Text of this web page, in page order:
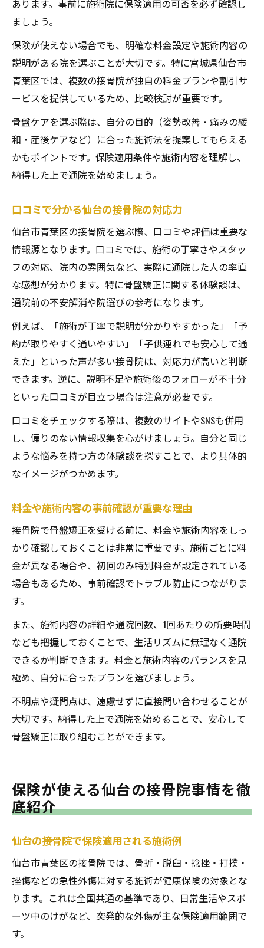
あります。事前に施術院に保険適用の可否を必ず確認し
ましょう。
保険が使えない場合でも、明確な料金設定や施術内容の
説明がある院を選ぶことが大切です。特に宮城県仙台市
青葉区では、複数の接骨院が独自の料金プランや割引サ
ービスを提供しているため、比較検討が重要です。
骨盤ケアを選ぶ際は、自分の目的（姿勢改善・痛みの緩
和・産後ケアなど）に合った施術法を提案してもらえる
かもポイントです。保険適用条件や施術内容を理解し、
納得した上で通院を始めましょう。
口コミで分かる仙台の接骨院の対応力
仙台市青葉区の接骨院を選ぶ際、口コミや評価は重要な
情報源となります。口コミでは、施術の丁寧さやスタッ
フの対応、院内の雰囲気など、実際に通院した人の率直
な感想が分かります。特に骨盤矯正に関する体験談は、
通院前の不安解消や院選びの参考になります。
例えば、「施術が丁寧で説明が分かりやすかった」「予
約が取りやすく通いやすい」「子供連れでも安心して通
えた」といった声が多い接骨院は、対応力が高いと判断
できます。逆に、説明不足や施術後のフォローが不十分
といった口コミが目立つ場合は注意が必要です。
口コミをチェックする際は、複数のサイトやSNSも併用
し、偏りのない情報収集を心がけましょう。自分と同じ
ような悩みを持つ方の体験談を探すことで、より具体的
なイメージがつかめます。
料金や施術内容の事前確認が重要な理由
接骨院で骨盤矯正を受ける前に、料金や施術内容をしっ
かり確認しておくことは非常に重要です。施術ごとに料
金が異なる場合や、初回のみ特別料金が設定されている
場合もあるため、事前確認でトラブル防止につながりま
す。
また、施術内容の詳細や通院回数、1回あたりの所要時間
なども把握しておくことで、生活リズムに無理なく通院
できるか判断できます。料金と施術内容のバランスを見
極め、自分に合ったプランを選びましょう。
不明点や疑問点は、遠慮せずに直接問い合わせることが
大切です。納得した上で通院を始めることで、安心して
骨盤矯正に取り組むことができます。
保険が使える仙台の接骨院事情を徹
底紹介
仙台の接骨院で保険適用される施術例
仙台市青葉区の接骨院では、骨折・脱臼・捻挫・打撲・
挫傷などの急性外傷に対する施術が健康保険の対象とな
ります。これは全国共通の基準であり、日常生活やスポ
ーツ中のけがなど、突発的な外傷が主な保険適用範囲で
す。